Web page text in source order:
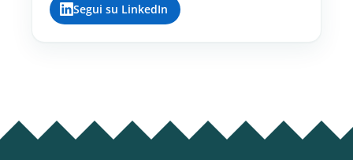
Segui su LinkedIn